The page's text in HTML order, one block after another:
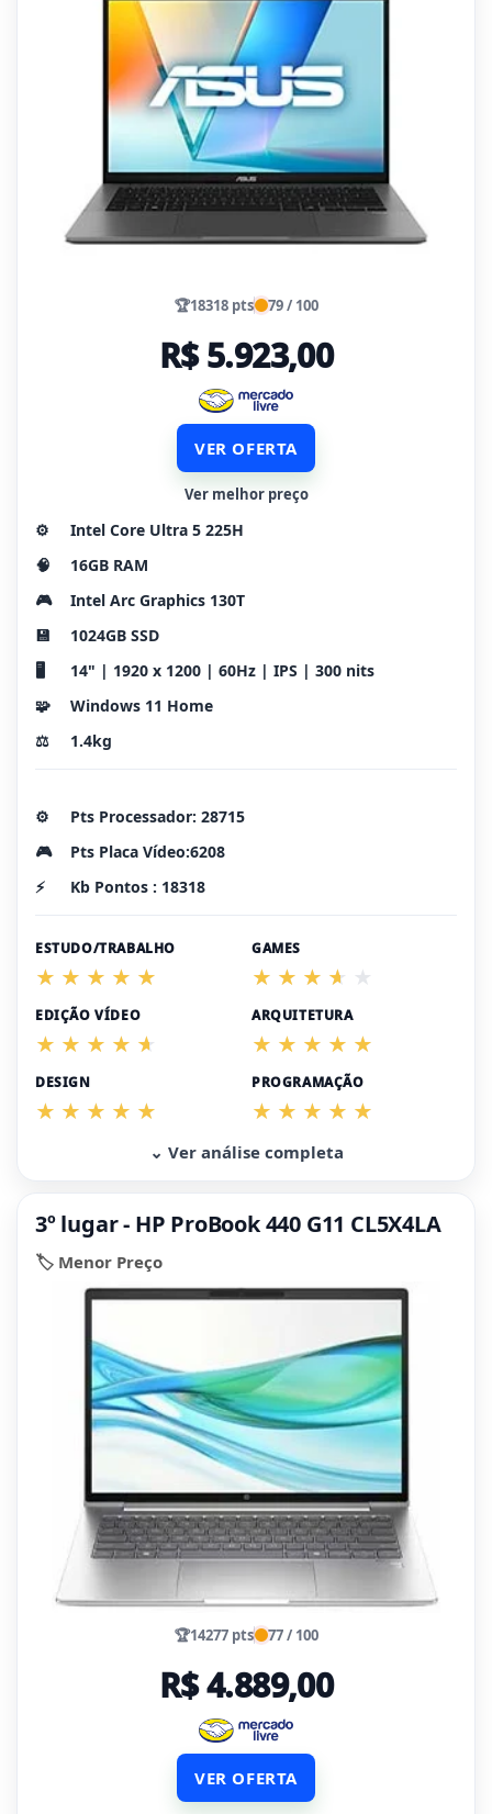
🏆18318 pts 79 / 100
R$ 5.923,00
VER OFERTA
Ver melhor preço
⚙️
Intel Core Ultra 5 225H
🧠
16GB RAM
🎮
Intel Arc Graphics 130T
💾
1024GB SSD
🖥️
14" | 1920 x 1200 | 60Hz | IPS | 300 nits
🧩
Windows 11 Home
⚖️
1.4kg
⚙️
Pts Processador: 28715
🎮
Pts Placa Vídeo:6208
⚡
Kb Pontos : 18318
ESTUDO/TRABALHO GAMES
EDIÇÃO VÍDEO ARQUITETURA
DESIGN PROGRAMAÇÃO
⌄ Ver análise completa
3º lugar - HP ProBook 440 G11 CL5X4LA
🏷️ Menor Preço
🏆14277 pts 77 / 100
R$ 4.889,00
VER OFERTA